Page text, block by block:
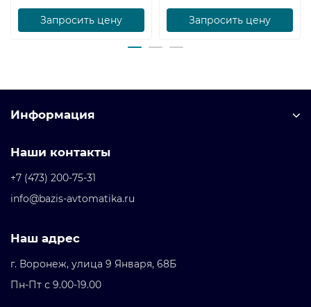
Запросить цену Запросить цену
Информация
Наши контакты
+7 (473) 200-75-31
info@bazis-avtomatika.ru
Наш адрес
г. Воронеж, улица 9 Января, 68Б
Пн-Пт с 9.00-19.00